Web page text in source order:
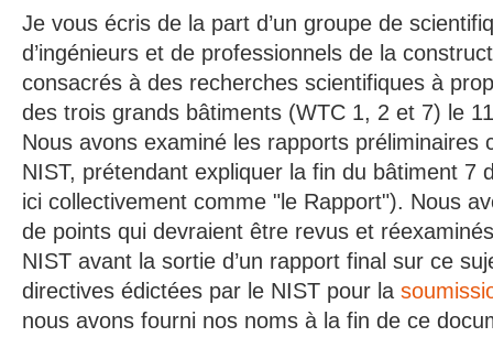
Je vous écris de la part d’un groupe de
d’ingénieurs et de professionnels de la
consacrés à des recherches scientifiques à
des trois grands bâtiments (WTC 1, 2 et 7) le
Nous avons examiné les rapports préliminaires
NIST, prétendant expliquer la fin du bâtiment 7
ici collectivement comme "le Rapport"). Nous
de points qui devraient être revus et
NIST avant la sortie d’un rapport final sur ce
directives édictées par le NIST pour la
nous avons fourni nos noms à la fin de ce